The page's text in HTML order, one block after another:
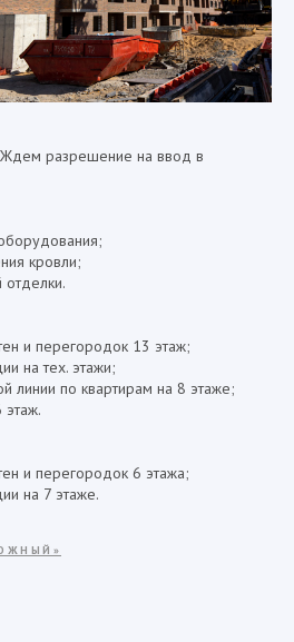
разрешение на ввод в
кровли;
отделки.
и перегородок 13 этаж;
на тех. этажи;
линии по квартирам на 8 этаже;
и перегородок 6 этажа;
на 7 этаже.